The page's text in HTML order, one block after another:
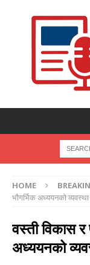
HOME
भौगर्भिक अध्ययनको
वस्ती विकास र
अध्ययनको